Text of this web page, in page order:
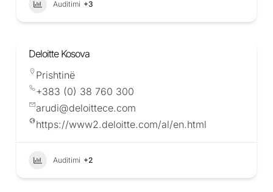
Auditimi +3
Deloitte Kosova
Prishtinë
+383 (0) 38 760 300
arudi@deloittece.com
https://www2.deloitte.com/al/en.html
Auditimi +2